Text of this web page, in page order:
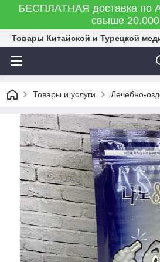
БЕСПЛАТНАЯ доставка по
свыше 20.000
Товары Китайской и Турецкой
Товары и услуги Лечебно-